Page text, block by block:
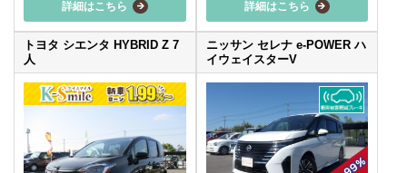
詳細はこちら 詳細はこちら
トヨタ シエンタ HYBRID Z 7
人
ニッサン セレナ e-POWER ハ
イウェイスターV